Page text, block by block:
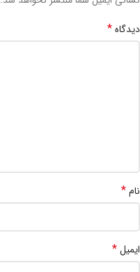
دیدگاه*
نام*
ایمیل*